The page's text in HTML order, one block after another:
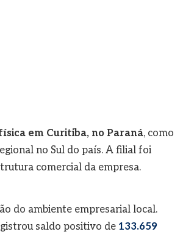
em Curitiba, no Paraná, como
no Sul do país. A filial foi
comercial da empresa.
do ambiente empresarial local.
saldo positivo de 133.659